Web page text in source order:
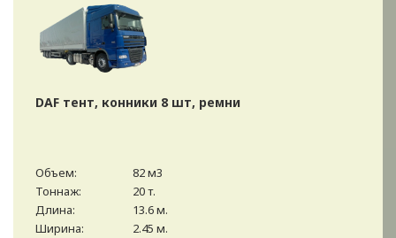
DAF тент, конники 8 шт, ремни
Объем:
82 м3
Тоннаж:
20 т.
Длина:
13.6 м.
Ширина:
2.45 м.